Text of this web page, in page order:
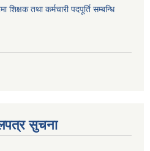
शिक्षक तथा कर्मचारी पदपूर्ति सम्बन्धि
सुचना